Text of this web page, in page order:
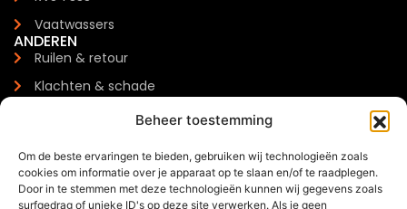
Beheer toestemming
Om de beste ervaringen te bieden, gebruiken wij technologieën zoals
cookies om informatie over je apparaat op te slaan en/of te raadplegen.
Door in te stemmen met deze technologieën kunnen wij gegevens zoals
surfgedrag of unieke ID's op deze site verwerken. Als je geen
Vaatwassers
ANDEREN
Ruilen & retour
Klachten & schade
Meest gestelde vragen
CONTACTGEGEVENS
Zilverenberg 34, 5234 GM 's-Hertogenbosch